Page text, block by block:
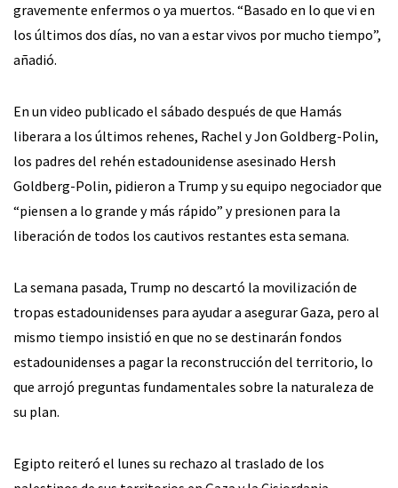
gravemente enfermos o ya muertos. “Basado en lo que vi en
los últimos dos días, no van a estar vivos por mucho tiempo”,
añadió.
En un video publicado el sábado después de que Hamás
liberara a los últimos rehenes, Rachel y Jon Goldberg-Polin,
los padres del rehén estadounidense asesinado Hersh
Goldberg-Polin, pidieron a Trump y su equipo negociador que
“piensen a lo grande y más rápido” y presionen para la
liberación de todos los cautivos restantes esta semana.
La semana pasada, Trump no descartó la movilización de
tropas estadounidenses para ayudar a asegurar Gaza, pero al
mismo tiempo insistió en que no se destinarán fondos
estadounidenses a pagar la reconstrucción del territorio, lo
que arrojó preguntas fundamentales sobre la naturaleza de
su plan.
Egipto reiteró el lunes su rechazo al traslado de los